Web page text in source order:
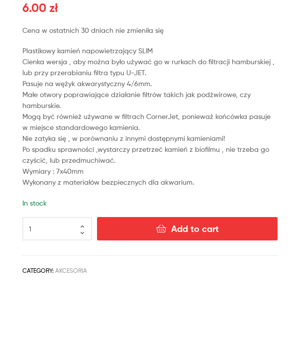
6.00 zł
Cena w ostatnich 30 dniach nie zmieniła się
Plastikowy kamień napowietrzający SLIM
Cienka wersja , aby można było używać go w rurkach do filtracji hamburskiej ,
lub przy przerabianiu filtra typu U-JET.
Pasuje na wężyk akwarystyczny 4/6mm.
Małe otwory poprawiające działanie filtrów takich jak podżwirowe, czy
hamburskie.
Mogą być również używane w filtrach CornerJet, ponieważ końcówka pasuje
w miejsce standardowego kamienia.
Nie zatyka się , w porównaniu z innymi dostępnymi kamieniami!
Po spadku sprawności ,wystarczy przetrzeć kamień z biofilmu , nie trzeba go
czyścić, lub przedmuchiwać.
Wymiary : 7x40mm
Wykonany z materiałów bezpiecznych dla akwarium.
In stock
Add to cart
CATEGORY:AKCESORIA